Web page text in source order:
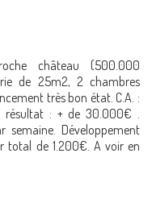
château (500.000
de 25m2, 2 chambres
très bon état. C.A. :
résultat : + de 30.000€ .
Développement
total de 1.200€. A voir en